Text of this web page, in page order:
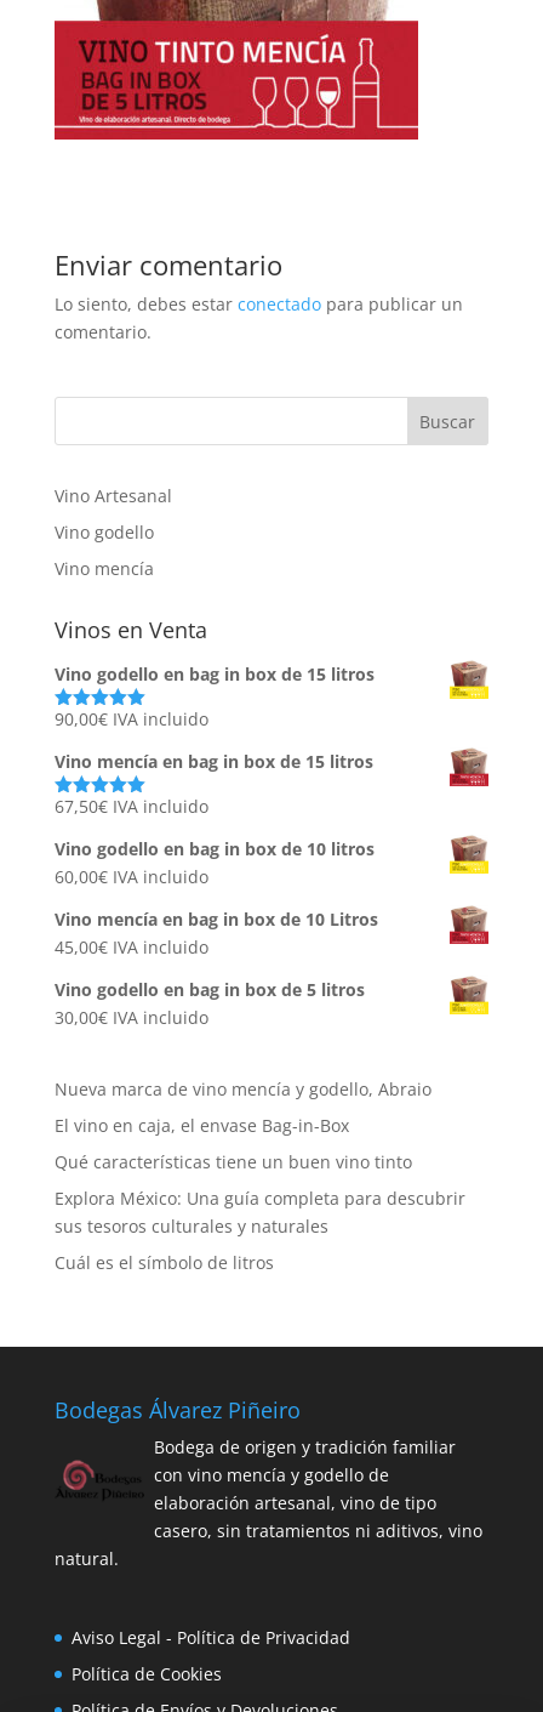
Enviar comentario
Lo siento, debes estar conectadopara publicar un
comentario.
Vino Artesanal
Vino godello
Vino mencía
Vinos en Venta
Vino godello en bag in box de 15 litros
Valorado
5
90,00€ IVA incluido
Vino mencía en bag in box de 15 litros
Valorado
5
67,50€ IVA incluido
Vino godello en bag in box de 10 litros
60,00€ IVA incluido
Vino mencía en bag in box de 10 Litros
45,00€ IVA incluido
Vino godello en bag in box de 5 litros
30,00€ IVA incluido
Nueva marca de vino mencía y godello, Abraio
El vino en caja, el envase Bag-in-Box
Qué características tiene un buen vino tinto
Explora México: Una guía completa para descubrir
sus tesoros culturales y naturales
Cuál es el símbolo de litros
Bodegas Álvarez Piñeiro
Bodega de origen y tradición familiar
con vino mencía y godello de
elaboración artesanal, vino de tipo
casero, sin tratamientos ni aditivos, vino
natural.
Aviso Legal - Política de Privacidad
Política de Cookies